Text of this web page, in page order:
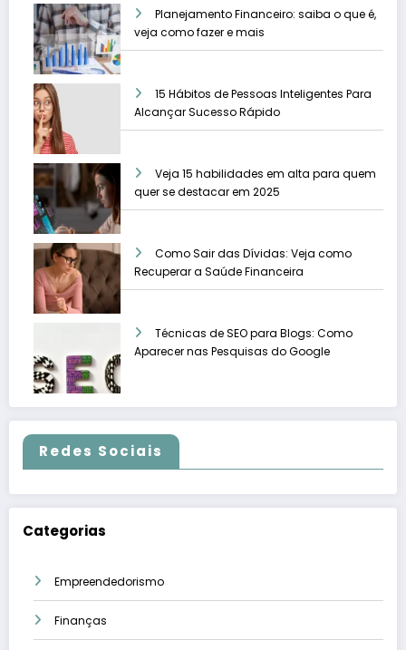
Planejamento Financeiro: saiba o que é,
veja como fazer e mais
15 Hábitos de Pessoas Inteligentes Para
Alcançar Sucesso Rápido
Veja 15 habilidades em alta para quem
quer se destacar em 2025
Como Sair das Dívidas: Veja como
Recuperar a Saúde Financeira
Técnicas de SEO para Blogs: Como
Aparecer nas Pesquisas do Google
Redes Sociais
Categorias
Empreendedorismo
Finanças